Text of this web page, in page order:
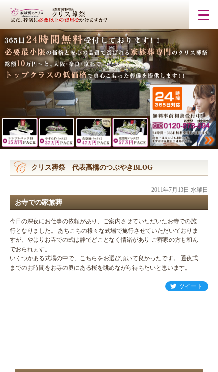
クリス葬祭 代表髙橋のつぶやきBLOG
2011年7月13日 水曜日
お寺での家族葬
今日の深夜にお仕事の依頼があり、ご案内させていただいたお寺での施
行となりました。 あちこちの様々な式場で施行させていただいておりま
すが、やはりお寺での式は静でどことなく情緒があり ご葬家の方も和ん
でおられます。
いくつかある式場の中で、こちらをお選び頂いて良かったです。 通夜式
までのお時間をお寺の庭にある桜を眺めながら待ちたいと思います。
ツイート